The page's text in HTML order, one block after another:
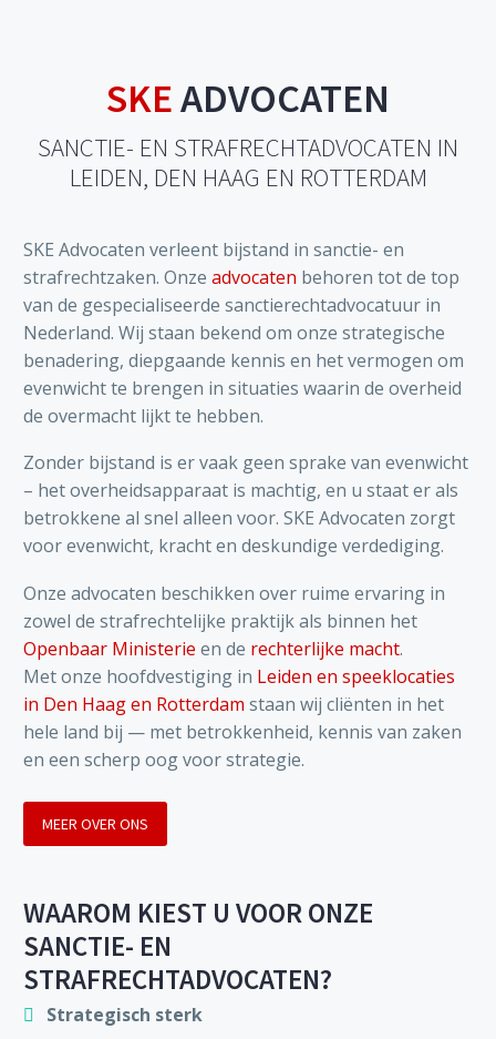
SKEADVOCATEN
SANCTIE- EN STRAFRECHTADVOCATEN IN
LEIDEN, DEN HAAG EN ROTTERDAM
SKE Advocaten verleent bijstand in sanctie- en
strafrechtzaken. Onze advocaten behoren tot de top
van de gespecialiseerde sanctierechtadvocatuur in
Nederland. Wij staan bekend om onze strategische
benadering, diepgaande kennis en het vermogen om
evenwicht te brengen in situaties waarin de overheid
de overmacht lijkt te hebben.
Zonder bijstand is er vaak geen sprake van evenwicht
– het overheidsapparaat is machtig, en u staat er als
betrokkene al snel alleen voor. SKE Advocaten zorgt
voor evenwicht, kracht en deskundige verdediging.
Onze advocaten beschikken over ruime ervaring in
zowel de strafrechtelijke praktijk als binnen het
Openbaar Ministerie en de rechterlijke macht.
Met onze hoofdvestiging in Leiden en speeklocaties
in Den Haag en Rotterdam staan wij cliënten in het
hele land bij — met betrokkenheid, kennis van zaken
en een scherp oog voor strategie.
MEER OVER ONS
WAAROM KIEST U VOOR ONZE
SANCTIE- EN
STRAFRECHTADVOCATEN?
Strategisch sterk